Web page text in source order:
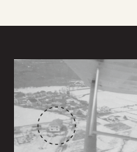
VOLA
Suite SkiAlp
Suite
Suite
Suite